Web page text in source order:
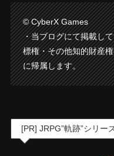
© CyberX Games
・当ブログにて掲載し
標権・その他知的財産
に帰属します。
[PR] JRPG”軌跡”シリー